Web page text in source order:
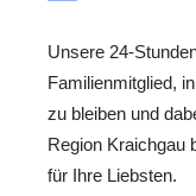
Unsere 24-
Familienmitglied,
zu bleiben und
Region Kraichgau
für Ihre Liebsten.